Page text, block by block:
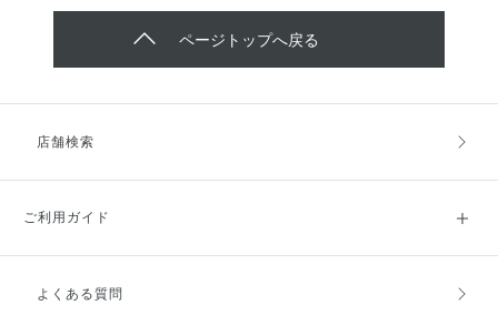
ページトップへ戻る
店舗検索
ご利用ガイド
ご利用ガイドトップ
よくある質問